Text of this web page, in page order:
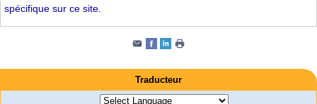
spécifique sur ce site
Traducteur